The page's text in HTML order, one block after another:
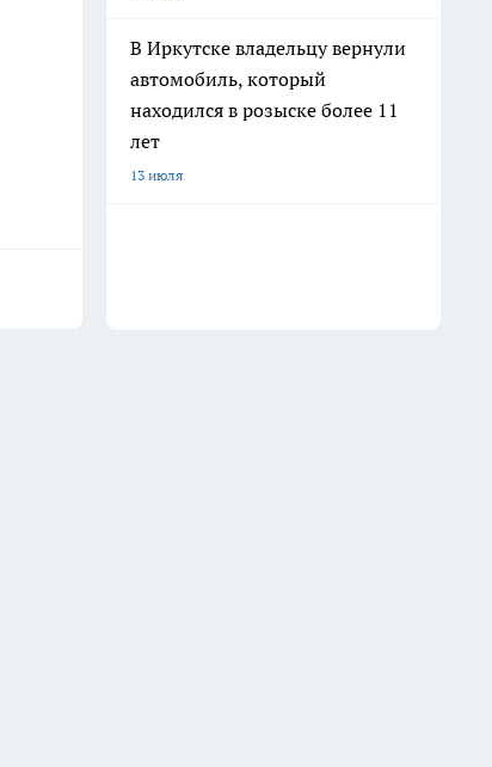
В Иркутске владельцу вернули
автомобиль, который
находился в розыске более 11
лет
13 июля